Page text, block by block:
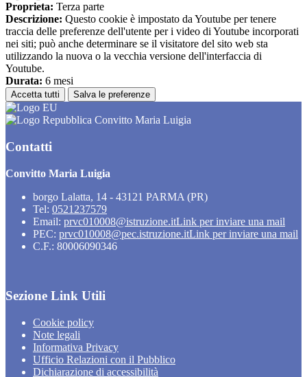
Proprieta: Terza parte
Descrizione: Questo cookie è impostato da Youtube per tenere
traccia delle preferenze dell'utente per i video di Youtube incorporati
nei siti; può anche determinare se il visitatore del sito web sta
utilizzando la nuova o la vecchia versione dell'interfaccia di
Youtube.
Durata: 6 mesi
Accetta tutti Salva le preferenze
Convitto Maria Luigia
Contatti
Convitto Maria Luigia
borgo Lalatta, 14 - 43121 PARMA (PR)
Tel: 0521237579
Email: prvc010008@istruzione.itLink per inviare una mail
PEC: prvc010008@pec.istruzione.itLink per inviare una mail
C.F.: 80006090346
Sezione Link Utili
Cookie policy
Note legali
Informativa Privacy
Ufficio Relazioni con il Pubblico
Dichiarazione di accessibilità